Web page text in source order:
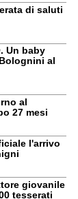
di saluti
Un baby
al
al
27 mesi
l'arrivo
giovanile
tesserati